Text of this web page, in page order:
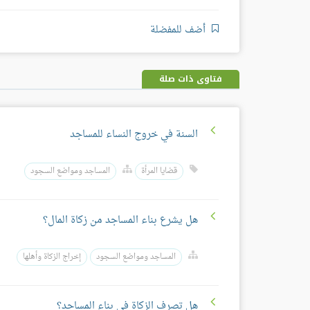
أضف للمفضلة
فتاوى ذات صلة
السنة في خروج النساء للمساجد
قضايا المرأة المساجد ومواضع السجود
هل يشرع بناء المساجد من زكاة المال؟
المساجد ومواضع السجود إخراج الزكاة وأهلها
هل تصرف الزكاة في بناء المساجد؟